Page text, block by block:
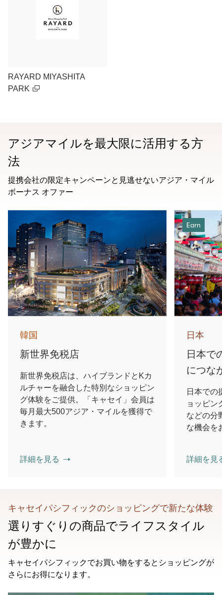
RAYARD MIYASHITA
PARK
アジアマイルを最大限に活用する方
法
提携会社の限定キャンペーンと見逃せないアジア・マイル
ボーナス オファー
韓国
新世界免税店
新世界免税店は、ハイブランドとKカ
ルチャーを融合した特別なショッピン
グ体験をご提供。「キャセイ」会員は
毎月最大500アジア・マイルを獲得で
きます。
詳細を見る
Earn
日本
日本で
につな
日本での
ョッピン
などの分
な機会を
詳細を見
キャセイパシフィックのショッピングで新たな体験
選りすぐりの商品でライフスタイル
が豊かに
キャセイパシフィックでお買い物をするとショッピングが
さらにお得になります。